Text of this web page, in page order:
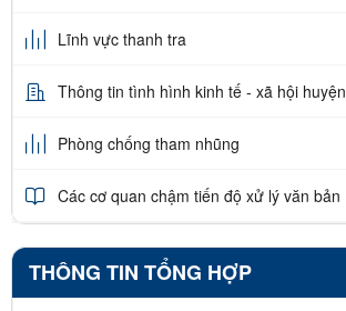
Lĩnh vực thanh tra
Thông tin tình hình kinh tế - xã hội huyện
Phòng chống tham nhũng
Các cơ quan chậm tiến độ xử lý văn bản
THÔNG TIN TỔNG HỢP